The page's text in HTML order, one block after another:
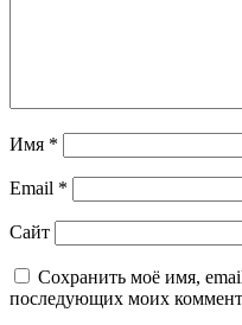
Имя *
Email *
Сайт
Сохранить моё имя,
последующих моих